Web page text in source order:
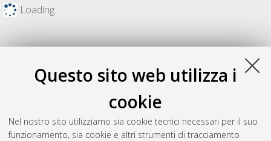
Questo sito web utilizza i
cookie
Nel nostro sito utilizziamo sia cookie tecnici necessari per il suo
funzionamento, sia cookie e altri strumenti di tracciamento
Loading...